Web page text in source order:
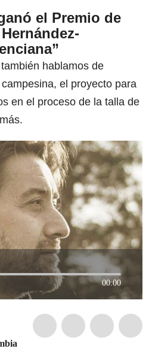
el Premio de
hablamos de
el proyecto para
en el proceso de la talla de
00:00